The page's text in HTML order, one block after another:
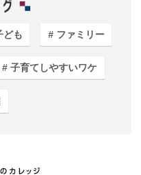
ども ファミリー
子育てしやすいワケ